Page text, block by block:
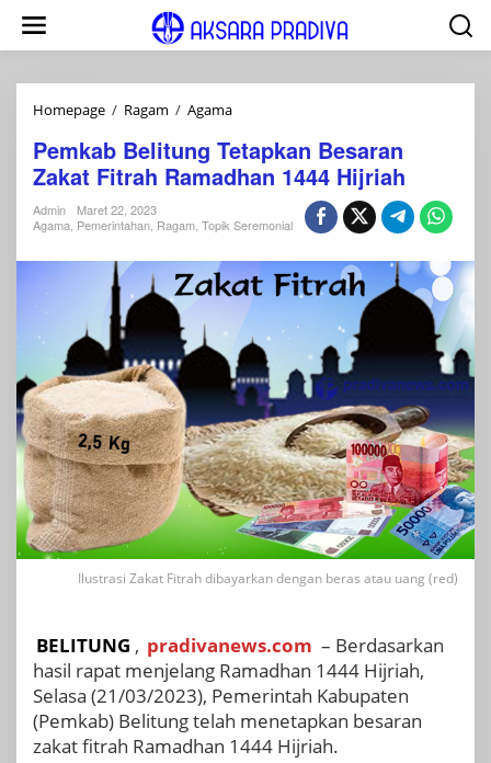
konten
Homepage / Ragam / AgamaPemkab
Tetapkan
Besaran
Zakat
Ramadhan
Hijriah
Pemkab Belitung Tetapkan Besaran
Zakat Fitrah Ramadhan 1444 Hijriah
Admin
Maret 22, 2023
Agama Pemerintahan Ragam Topik Seremonial
Ilustrasi Zakat Fitrah dibayarkan dengan beras atau uang (red)
BELITUNG , pradivanews.com – Berdasarkan
hasil rapat menjelang Ramadhan 1444 Hijriah,
Selasa (21/03/2023), Pemerintah Kabupaten
(Pemkab) Belitung telah menetapkan besaran
zakat fitrah Ramadhan 1444 Hijriah.